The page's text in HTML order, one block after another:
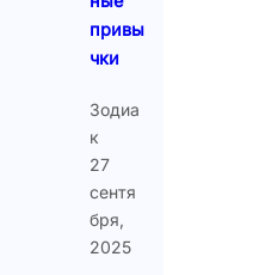
привы
чки
Зодиа
к
27
сентя
бря,
2025